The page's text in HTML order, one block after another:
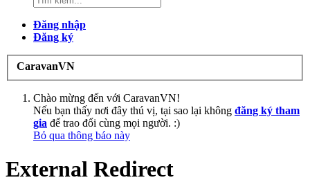
Đăng nhập
Đăng ký
CaravanVN
Chào mừng đến với CaravanVN!
Nếu bạn thấy nơi đây thú vị, tại sao lại không đăng ký tham
gia để trao đổi cùng mọi người. :)
Bỏ qua thông báo này
External Redirect